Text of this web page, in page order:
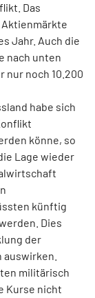
Das
Aktienmärkte
Jahr. Auch die
nach unten
nur noch 10.200
habe sich
könne, so
Lage wieder
künftig
Dies
der
militärisch
Kurse nicht